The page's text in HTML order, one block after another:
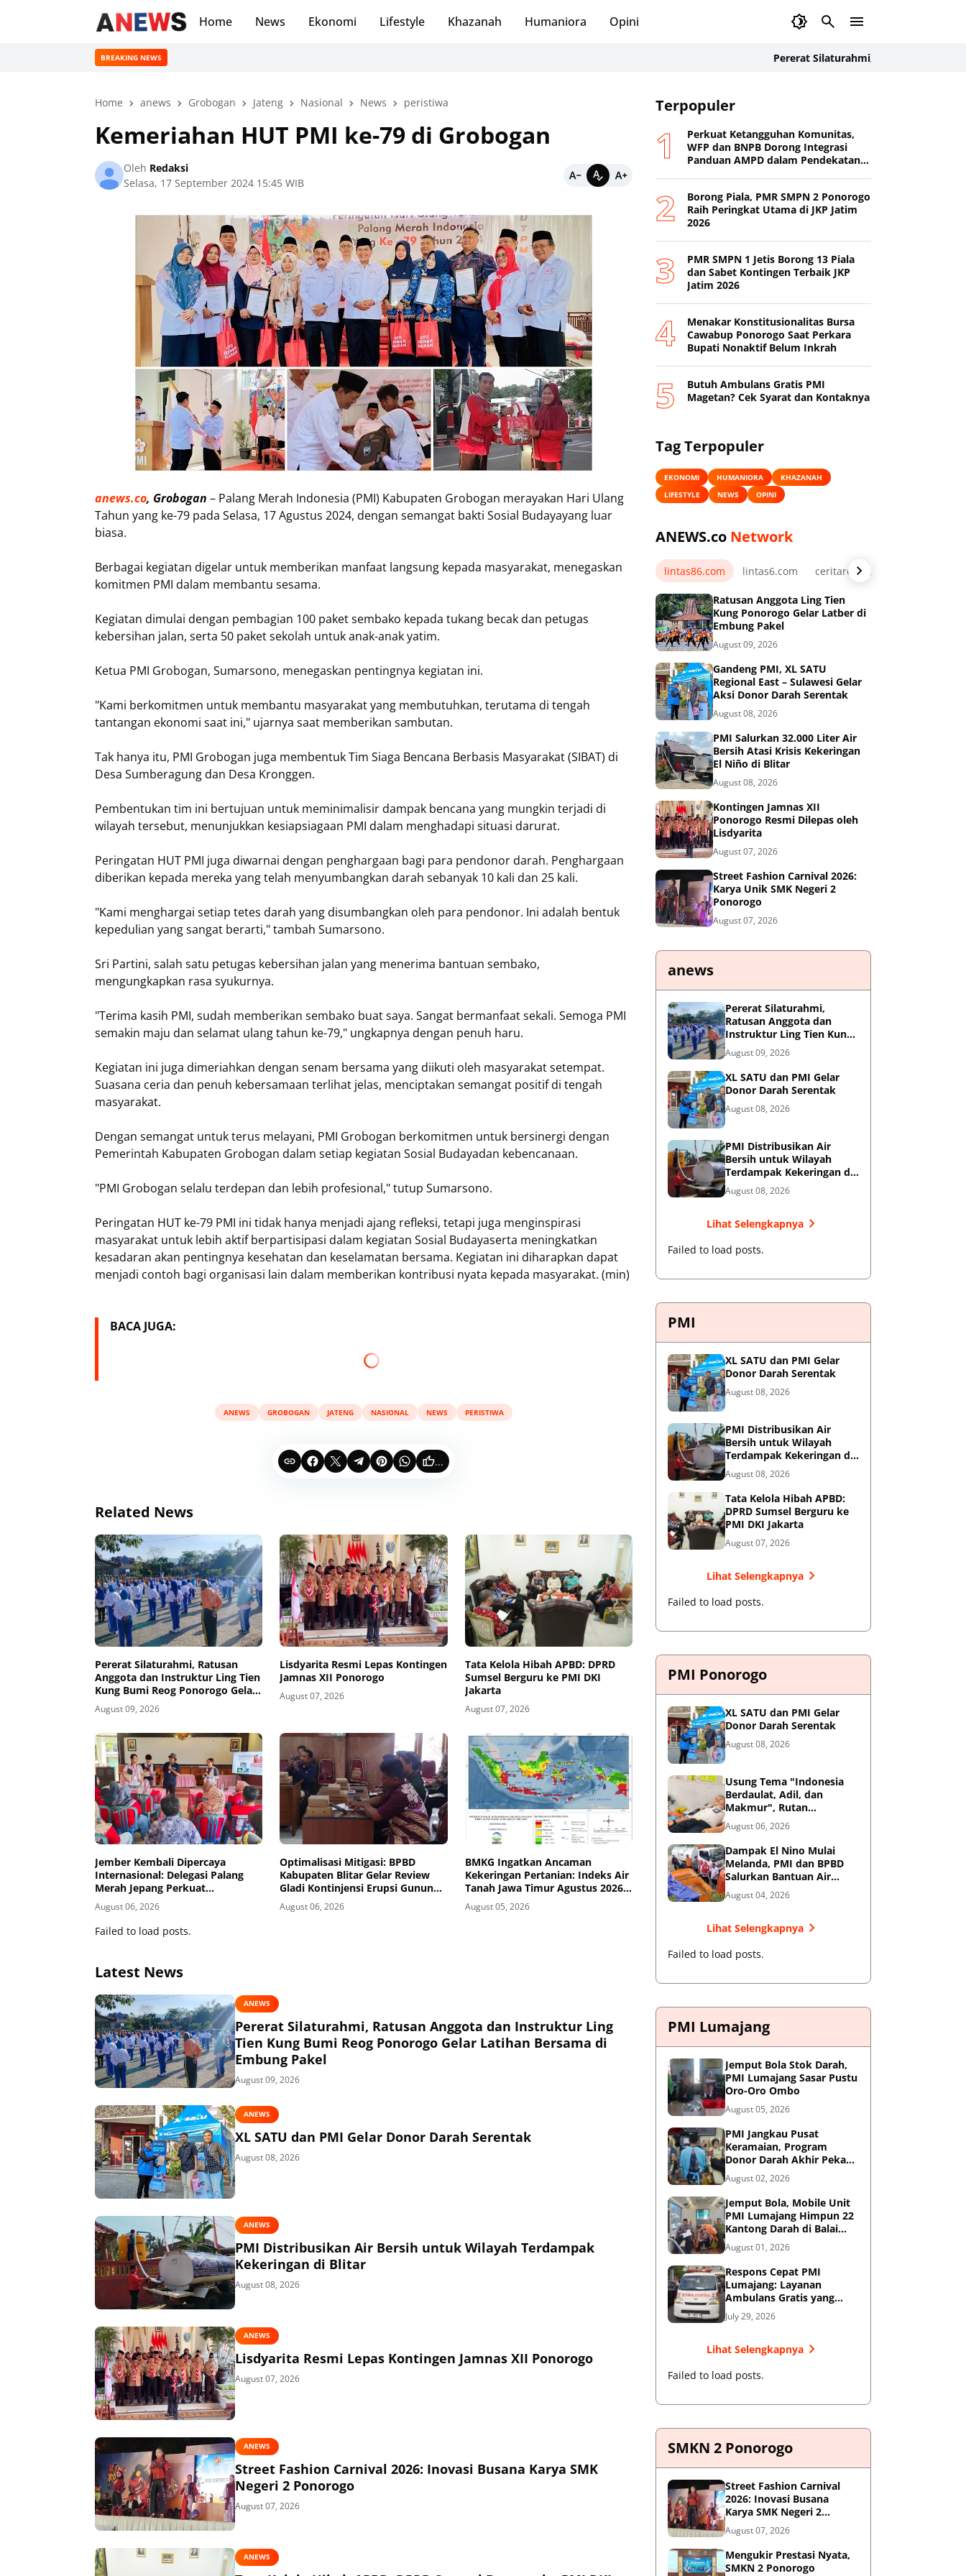
Home News Ekonomi Lifestyle Khazanah Humaniora Opini
BREAKING NEWS Pererat Silaturahmi, Ratusan Anggota dan
Home anews Grobogan Jateng Nasional News peristiwa
Kemeriahan HUT PMI ke-79 di Grobogan
Oleh Redaksi
Selasa, 17 September 2024 15:45 WIB
anews.co, Grobogan – Palang Merah Indonesia (PMI) Kabupaten Grobogan merayakan Hari Ulang
Tahun yang ke-79 pada Selasa, 17 Agustus 2024, dengan semangat bakti Sosial Budayayang luar
biasa.
Berbagai kegiatan digelar untuk memberikan manfaat langsung kepada masyarakat, menegaskan
komitmen PMI dalam membantu sesama.
Kegiatan dimulai dengan pembagian 100 paket sembako kepada tukang becak dan petugas
kebersihan jalan, serta 50 paket sekolah untuk anak-anak yatim.
Ketua PMI Grobogan, Sumarsono, menegaskan pentingnya kegiatan ini.
"Kami berkomitmen untuk membantu masyarakat yang membutuhkan, terutama di tengah
tantangan ekonomi saat ini," ujarnya saat memberikan sambutan.
Tak hanya itu, PMI Grobogan juga membentuk Tim Siaga Bencana Berbasis Masyarakat (SIBAT) di
Desa Sumberagung dan Desa Kronggen.
Pembentukan tim ini bertujuan untuk meminimalisir dampak bencana yang mungkin terjadi di
wilayah tersebut, menunjukkan kesiapsiagaan PMI dalam menghadapi situasi darurat.
Peringatan HUT PMI juga diwarnai dengan penghargaan bagi para pendonor darah. Penghargaan
diberikan kepada mereka yang telah menyumbangkan darah sebanyak 10 kali dan 25 kali.
"Kami menghargai setiap tetes darah yang disumbangkan oleh para pendonor. Ini adalah bentuk
kepedulian yang sangat berarti," tambah Sumarsono.
Sri Partini, salah satu petugas kebersihan jalan yang menerima bantuan sembako,
mengungkapkan rasa syukurnya.
"Terima kasih PMI, sudah memberikan sembako buat saya. Sangat bermanfaat sekali. Semoga PMI
semakin maju dan selamat ulang tahun ke-79," ungkapnya dengan penuh haru.
Kegiatan ini juga dimeriahkan dengan senam bersama yang diikuti oleh masyarakat setempat.
Suasana ceria dan penuh kebersamaan terlihat jelas, menciptakan semangat positif di tengah
masyarakat.
Dengan semangat untuk terus melayani, PMI Grobogan berkomitmen untuk bersinergi dengan
Pemerintah Kabupaten Grobogan dalam setiap kegiatan Sosial Budayadan kebencanaan.
"PMI Grobogan selalu terdepan dan lebih profesional," tutup Sumarsono.
Peringatan HUT ke-79 PMI ini tidak hanya menjadi ajang refleksi, tetapi juga menginspirasi
masyarakat untuk lebih aktif berpartisipasi dalam kegiatan Sosial Budayaserta meningkatkan
kesadaran akan pentingnya kesehatan dan keselamatan bersama. Kegiatan ini diharapkan dapat
menjadi contoh bagi organisasi lain dalam memberikan kontribusi nyata kepada masyarakat. (min)
BACA JUGA:
ANEWS GROBOGAN JATENG NASIONAL NEWS PERISTIWA
...
Related News
Pererat Silaturahmi, Ratusan
Anggota dan Instruktur Ling Tien
Kung Bumi Reog Ponorogo Gelar
Latihan Bersama di Embung
Pakel
August 09, 2026
Lisdyarita Resmi Lepas Kontingen
Jamnas XII Ponorogo
August 07, 2026
Tata Kelola Hibah APBD: DPRD
Sumsel Berguru ke PMI DKI
Jakarta
August 07, 2026
Jember Kembali Dipercaya
Internasional: Delegasi Palang
Merah Jepang Perkuat
Kesiapsiagaan Bencana di
Kawasan Pesisir dan Sekolah
August 06, 2026
Optimalisasi Mitigasi: BPBD
Kabupaten Blitar Gelar Review
Gladi Kontinjensi Erupsi Gunung
Kelud
August 06, 2026
BMKG Ingatkan Ancaman
Kekeringan Pertanian: Indeks Air
Tanah Jawa Timur Agustus 2026
Masuk Kategori Kurang
August 05, 2026
Failed to load posts.
Latest News
ANEWS
Pererat Silaturahmi, Ratusan Anggota dan Instruktur Ling
Tien Kung Bumi Reog Ponorogo Gelar Latihan Bersama di
Embung Pakel
August 09, 2026
ANEWS
XL SATU dan PMI Gelar Donor Darah Serentak
August 08, 2026
ANEWS
PMI Distribusikan Air Bersih untuk Wilayah Terdampak
Kekeringan di Blitar
August 08, 2026
ANEWS
Lisdyarita Resmi Lepas Kontingen Jamnas XII Ponorogo
August 07, 2026
ANEWS
Street Fashion Carnival 2026: Inovasi Busana Karya SMK
Negeri 2 Ponorogo
August 07, 2026
ANEWS
Terpopuler
Perkuat Ketangguhan Komunitas,
WFP dan BNPB Dorong Integrasi
Panduan AMPD dalam Pendekatan
Borong Piala, PMR SMPN 2 Ponorogo
Raih Peringkat Utama di JKP Jatim
2026
PMR SMPN 1 Jetis Borong 13 Piala
dan Sabet Kontingen Terbaik JKP
Jatim 2026
Menakar Konstitusionalitas Bursa
Cawabup Ponorogo Saat Perkara
Bupati Nonaktif Belum Inkrah
Butuh Ambulans Gratis PMI
Magetan? Cek Syarat dan Kontaknya
Tag Terpopuler
EKONOMI HUMANIORA
KHAZANAH
LIFESTYLE
NEWS OPINI
ANEWS.co Network
lintas86.com lintas6.com ceritarelawan.my.id
Ratusan Anggota Ling Tien
Kung Ponorogo Gelar Latber di
Embung Pakel
August 09, 2026
Gandeng PMI, XL SATU
Regional East – Sulawesi Gelar
Aksi Donor Darah Serentak
August 08, 2026
PMI Salurkan 32.000 Liter Air
Bersih Atasi Krisis Kekeringan
El Niño di Blitar
August 08, 2026
Kontingen Jamnas XII
Ponorogo Resmi Dilepas oleh
Lisdyarita
August 07, 2026
Street Fashion Carnival 2026:
Karya Unik SMK Negeri 2
Ponorogo
August 07, 2026
anews
Pererat Silaturahmi,
Ratusan Anggota dan
Instruktur Ling Tien Kung
Bumi Reog Ponorogo Gelar
Latihan Bersama di
Embung Pakel
August 09, 2026
XL SATU dan PMI Gelar
Donor Darah Serentak
August 08, 2026
PMI Distribusikan Air
Bersih untuk Wilayah
Terdampak Kekeringan di
Blitar
August 08, 2026
Lihat Selengkapnya
Failed to load posts.
PMI
XL SATU dan PMI Gelar
Donor Darah Serentak
August 08, 2026
PMI Distribusikan Air
Bersih untuk Wilayah
Terdampak Kekeringan di
Blitar
August 08, 2026
Tata Kelola Hibah APBD:
DPRD Sumsel Berguru ke
PMI DKI Jakarta
August 07, 2026
Lihat Selengkapnya
Failed to load posts.
PMI Ponorogo
XL SATU dan PMI Gelar
Donor Darah Serentak
August 08, 2026
Usung Tema "Indonesia
Berdaulat, Adil, dan
Makmur", Rutan
Ponorogo Gelar Donor
Darah Kemanusiaan
Sambut HUT RI ke-81
August 06, 2026
Dampak El Nino Mulai
Melanda, PMI dan BPBD
Salurkan Bantuan Air
Bersih ke Desa Terdampak
di Ponorogo
August 04, 2026
Lihat Selengkapnya
Failed to load posts.
PMI Lumajang
Jemput Bola Stok Darah,
PMI Lumajang Sasar Pustu
Oro-Oro Ombo
August 05, 2026
PMI Jangkau Pusat
Keramaian, Program
Donor Darah Akhir Pekan
di GM Plaza Lumajang
Disambut Antusias
August 02, 2026
Jemput Bola, Mobile Unit
PMI Lumajang Himpun 22
Kantong Darah di Balai
Desa Jatirejo Kunir
August 01, 2026
Respons Cepat PMI
Lumajang: Layanan
Ambulans Gratis yang
Wajib Diketahui Warga
July 29, 2026
Lihat Selengkapnya
Failed to load posts.
SMKN 2 Ponorogo
Street Fashion Carnival
2026: Inovasi Busana
Karya SMK Negeri 2
Ponorogo
August 07, 2026
Mengukir Prestasi Nyata,
SMKN 2 Ponorogo